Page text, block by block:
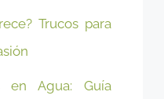
Trucos para
en Agua: Guía